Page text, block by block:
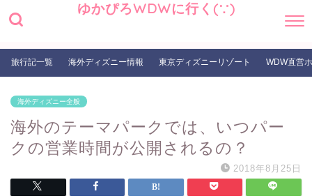
ゆかぴろWDWに行く(∵)
旅行記一覧 海外ディズニー情報 東京ディズニーリゾート WDW直営
海外ディズニー全般
海外のテーマパークでは、いつパー
クの営業時間が公開されるの？
2018年8月25日